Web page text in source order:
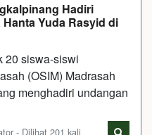
Hadiri
Yuda Rasyid di
siswa-siswi
(OSIM) Madrasah
menghadiri undangan
- Dilihat 201 kali